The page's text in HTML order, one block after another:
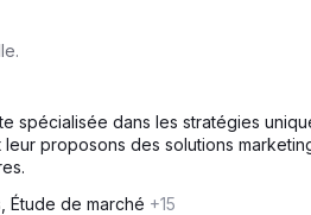
spécialisée dans les stratégies
proposons des solutions
Étude de marché +15